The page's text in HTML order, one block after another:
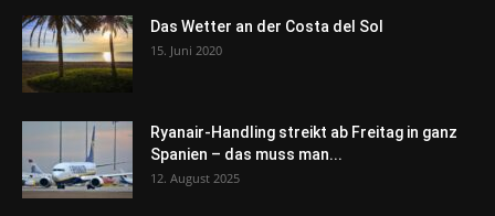
Das Wetter an der Costa del Sol
15. Juni 2020
Ryanair-Handling streikt ab Freitag in ganz
Spanien – das muss man...
12. August 2025